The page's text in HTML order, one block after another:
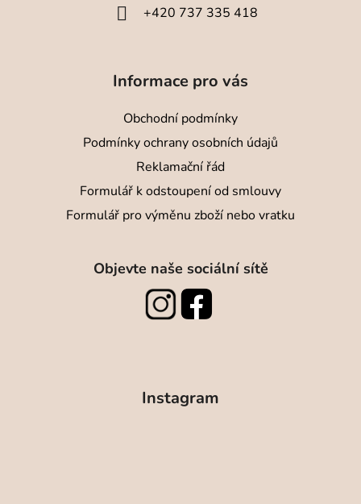
+420 737 335 418
Informace pro vás
Obchodní podmínky
Podmínky ochrany osobních údajů
Reklamační řád
Formulář k odstoupení od smlouvy
Formulář pro výměnu zboží nebo vratku
Objevte naše sociální sítě
Instagram